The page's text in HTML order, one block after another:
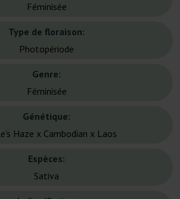
Féminisée
Type de floraison:
Photopériode
Genre:
Féminisée
Génétique:
Haze x Cambodian x Laos
Espèces:
Sativa